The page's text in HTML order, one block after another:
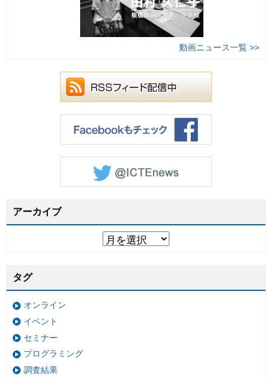
動画ニュース一覧 >>
アーカイブ
タグ
オンライン
イベント
セミナー
プログラミング
調査結果